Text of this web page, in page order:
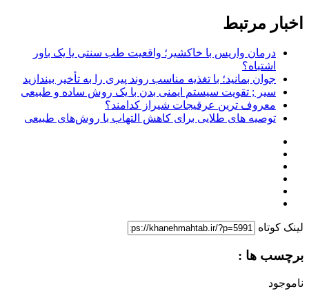
اخبار مرتبط
درمان واریس با خاکشیر؛ واقعیت طب سنتی یا یک باور
اشتباه؟
جوان بمانید؛ با تغذیه مناسب روند پیری را به تأخیر بیندازید
سیر ; تقویت سیستم ایمنی بدن با یک روش ساده و طبیعی
معروف ترین عرقیجات شیراز کدامند؟
توصیه های طلایی برای کاهش التهاب با روش‌های طبیعی
لینک کوتاه
برچسب ها :
ناموجود